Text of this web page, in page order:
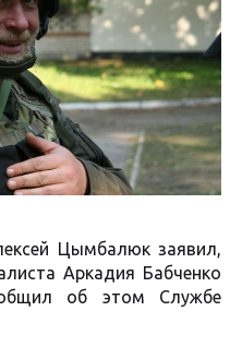
Цымбалюк заявил,
Аркадия Бабченко
об этом Службе